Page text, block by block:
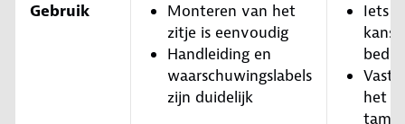
Gebruik
Monteren van het
zitje is eenvoudig
Handleiding en
waarschuwingslabels
zijn duidelijk
Iets
kans
het